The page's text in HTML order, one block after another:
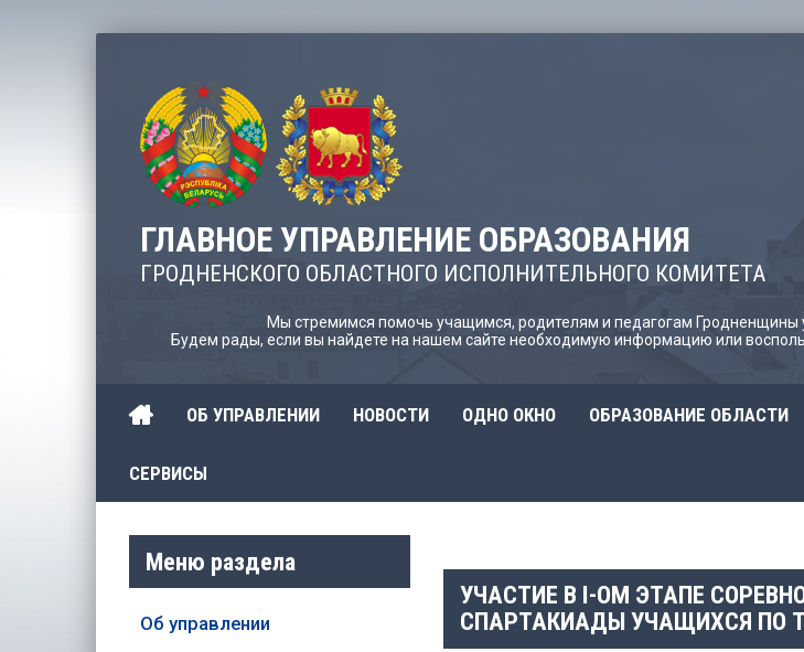
ГЛАВНОЕ УПРАВЛЕНИЕ ОБРАЗОВАНИЯ
ГРОДНЕНСКОГО ОБЛАСТНОГО ИСПОЛНИТЕЛЬНОГО КОМИТЕТА
Мы стремимся помочь учащимся, родителям и педагогам Гродненщины
Будем рады, если вы найдете на нашем сайте необходимую информацию или
ОБ УПРАВЛЕНИИ НОВОСТИ ОДНО ОКНО ОБРАЗОВАНИЕ ОБЛАСТИ
СЕРВИСЫ
УЧАСТИЕ В I-ОМ ЭТАПЕ
СПАРТАКИАДЫ УЧАЩИХСЯ ПО
Меню раздела
Об управлении